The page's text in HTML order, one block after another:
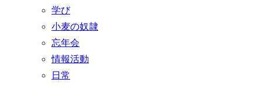
学び
小麦の奴隷
忘年会
情報活動
日常